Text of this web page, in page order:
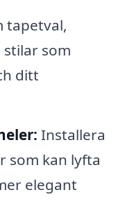
tapetval,
som
ditt
Installera
som kan lyfta
elegant